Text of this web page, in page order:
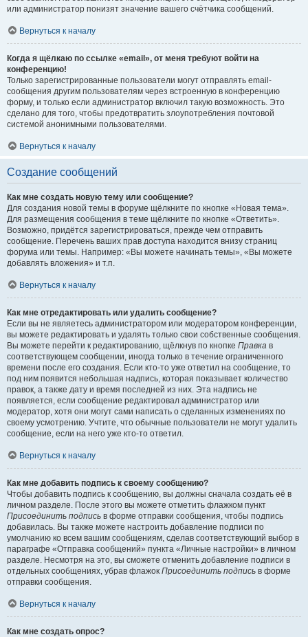
или администратор понизят значение вашего счётчика сообщений.
Вернуться к началу
Когда я щёлкаю по ссылке «email», от меня требуют войти на
конференцию!
Только зарегистрированные пользователи могут отправлять email-
сообщения другим пользователям через встроенную в конференцию
форму, и только если администратор включил такую возможность. Это
сделано для того, чтобы предотвратить злоупотребления почтовой
системой анонимными пользователями.
Вернуться к началу
Создание сообщений
Как мне создать новую тему или сообщение?
Для создания новой темы в форуме щёлкните по кнопке «Новая тема».
Для размещения сообщения в теме щёлкните по кнопке «Ответить».
Возможно, придётся зарегистрироваться, прежде чем отправить
сообщение. Перечень ваших прав доступа находится внизу страниц
форума или темы. Например: «Вы можете начинать темы», «Вы можете
добавлять вложения» и т.п.
Вернуться к началу
Как мне отредактировать или удалить сообщение?
Если вы не являетесь администратором или модератором конференции,
вы можете редактировать и удалять только свои собственные сообщения.
Вы можете перейти к редактированию, щёлкнув по кнопке Правка в
соответствующем сообщении, иногда только в течение ограниченного
времени после его создания. Если кто-то уже ответил на сообщение, то
под ним появится небольшая надпись, которая показывает количество
правок, а также дату и время последней из них. Эта надпись не
появляется, если сообщение редактировал администратор или
модератор, хотя они могут сами написать о сделанных изменениях по
своему усмотрению. Учтите, что обычные пользователи не могут удалить
сообщение, если на него уже кто-то ответил.
Вернуться к началу
Как мне добавить подпись к своему сообщению?
Чтобы добавить подпись к сообщению, вы должны сначала создать её в
личном разделе. После этого вы можете отметить флажком пункт
Присоединить подпись в форме отправки сообщения, чтобы подпись
добавилась. Вы также можете настроить добавление подписи по
умолчанию ко всем вашим сообщениям, сделав соответствующий выбор в
параграфе «Отправка сообщений» пункта «Личные настройки» в личном
разделе. Несмотря на это, вы сможете отменить добавление подписи в
отдельных сообщениях, убрав флажок Присоединить подпись в форме
отправки сообщения.
Вернуться к началу
Как мне создать опрос?